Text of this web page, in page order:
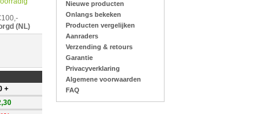
(NL)
+
Nieuwe producten
Onlangs bekeken
Producten vergelijken
Aanraders
Verzending & retours
Garantie
Privacyverklaring
Algemene voorwaarden
FAQ